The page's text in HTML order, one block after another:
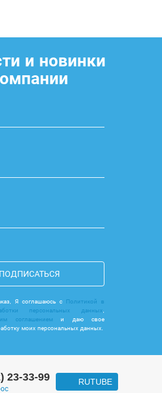
и новинки
ПОДПИСАТЬСЯ
Я соглашаюсь с Политикой в
персональных данных
соглашениеми даю свое
моих персональных данных.
23-33-99 RUTUBE